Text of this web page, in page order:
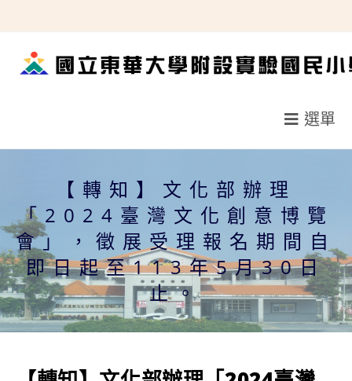
轉
選單
【轉知】文化部辦理
「2024臺灣文化創意博覽
會」，徵展受理報名期間自
即日起至113年5月30日
止。